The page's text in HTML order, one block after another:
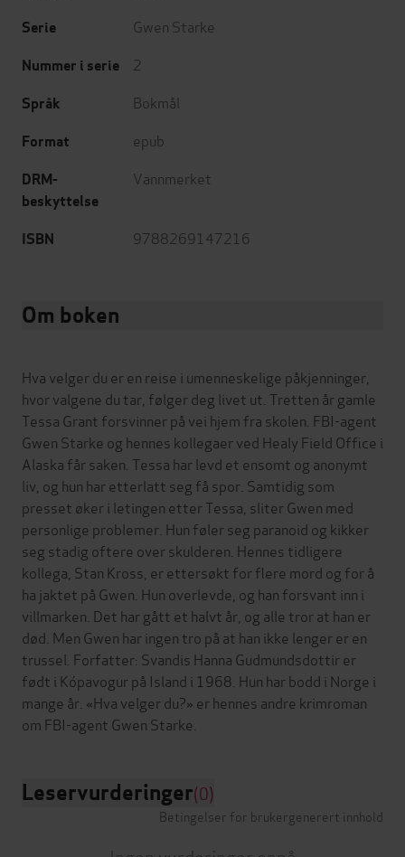
Serie Gwen Starke
Nummer i serie 2
Språk Bokmål
Format epub
DRM-
beskyttelse
Vannmerket
ISBN 9788269147216
Om boken
Hva velger du er en reise i umenneskelige påkjenninger,
hvor valgene du tar, følger deg livet ut. Tretten år gamle
Tessa Grant forsvinner på vei hjem fra skolen. FBI-agent
Gwen Starke og hennes kollegaer ved Healy Field Office i
Alaska får saken. Tessa har levd et ensomt og anonymt
liv, og hun har etterlatt seg få spor. Samtidig som
presset øker i letingen etter Tessa, sliter Gwen med
personlige problemer. Hun føler seg paranoid og kikker
seg stadig oftere over skulderen. Hennes tidligere
kollega, Stan Kross, er ettersøkt for flere mord og for å
ha jaktet på Gwen. Hun overlevde, og han forsvant inn i
villmarken. Det har gått et halvt år, og alle tror at han er
død. Men Gwen har ingen tro på at han ikke lenger er en
trussel. Forfatter: Svandis Hanna Gudmundsdottir er
født i Kópavogur på Island i 1968. Hun har bodd i Norge i
mange år. «Hva velger du?» er hennes andre krimroman
Leservurderinger(0)
Betingelser for brukergenerert innhold